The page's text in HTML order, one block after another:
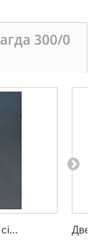
300/0